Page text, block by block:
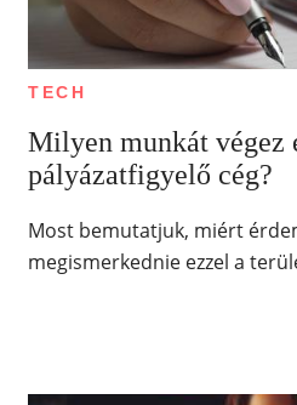
TECH
Milyen munkát végez
pályázatfigyelő cég?
Most bemutatjuk, miért
megismerkednie ezzel a